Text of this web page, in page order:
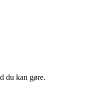
du kan gøre.